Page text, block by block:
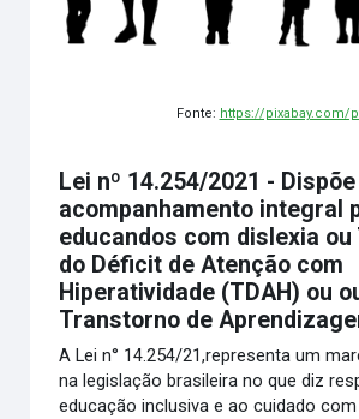
Fonte: https://pixabay.com/
Lei nº 14.254/2021 -
acompanhamento integral
educandos com dislexia
do Déficit de Atenção com
Hiperatividade (TDAH) ou
Transtorno de
A Lei n° 14.254/21,representa um
na legislação brasileira no que diz
educação inclusiva e ao cuidado